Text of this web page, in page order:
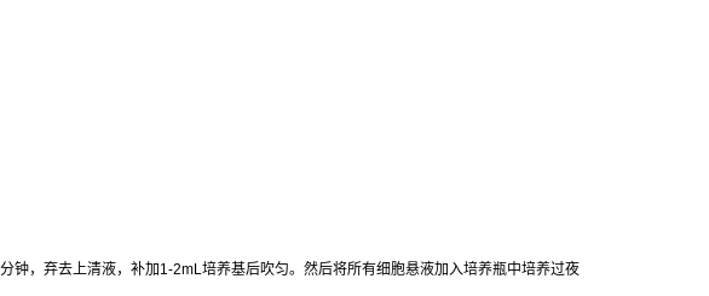
分钟，弃去上清液，补加1-2mL 培养基后吹匀。然后将所有细胞悬液加入培养瓶中培养过夜